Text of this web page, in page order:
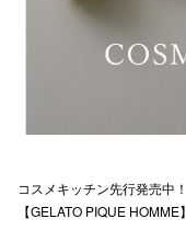
コスメキッチン先行発売中！
【GELATO PIQUE HOMME】